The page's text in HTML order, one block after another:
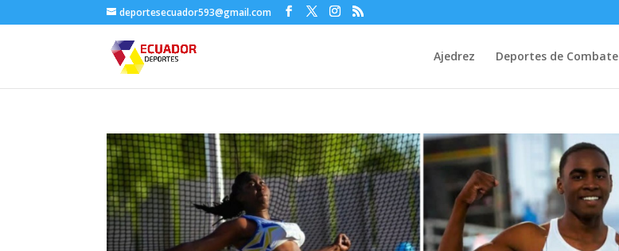
deportesecuador593@gmail.com
Ajedrez Deportes de Combate